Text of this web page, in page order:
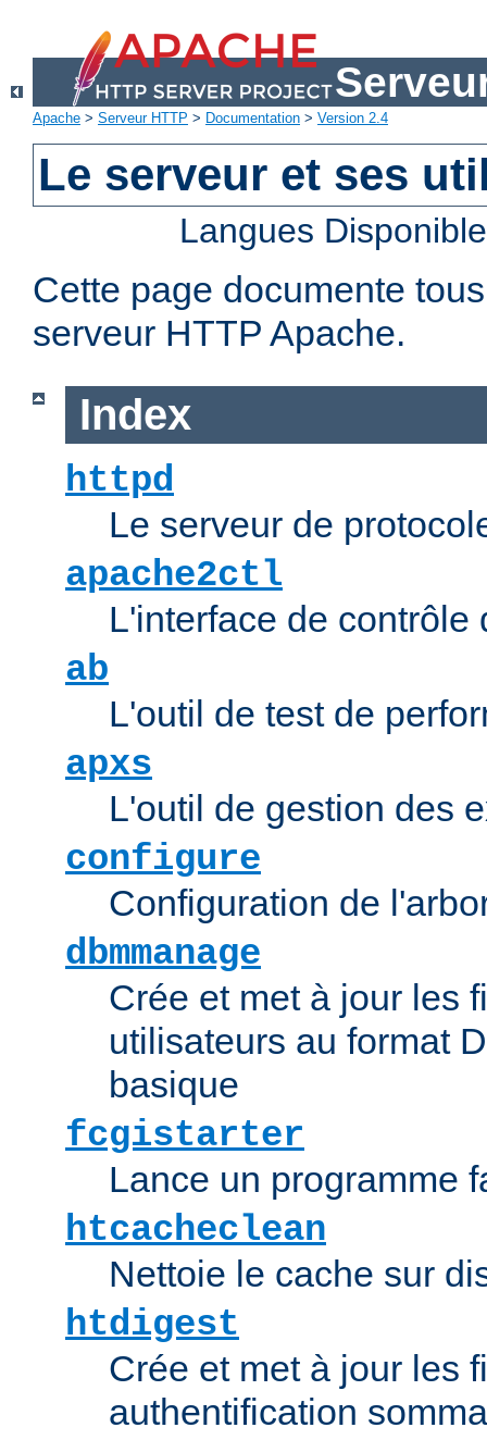
Apache > Serveur HTTP > Documentation > Version 2.4
Le serveur et ses
Langues
Cette page documente
serveur HTTP Apache.
Index
httpd
Le serveur de
apache2ctl
L'interface de contrôle
ab
L'outil de test de
apxs
L'outil de gestion des
configure
Configuration de
dbmmanage
Crée et met à jour les
utilisateurs au format
basique
fcgistarter
Lance un programme
htcacheclean
Nettoie le cache sur
htdigest
Crée et met à jour les
authentification